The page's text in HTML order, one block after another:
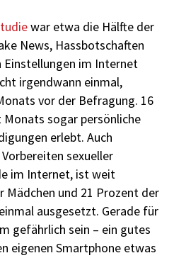
war etwa die Hälfte der
News, Hassbotschaften
im Internet
irgendwann einmal,
vor der Befragung. 16
sogar persönliche
erlebt. Auch
sexueller
im Internet, ist weit
und 21 Prozent der
ausgesetzt. Gerade für
gefährlich sein – ein gutes
eigenen Smartphone etwas